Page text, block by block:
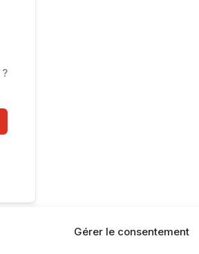
Gérer le consentement